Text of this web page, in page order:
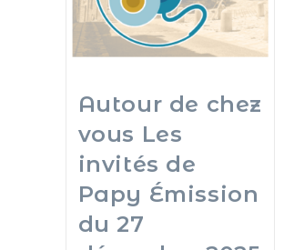
Autour de chez
vous Les
invités de
Papy Émission
du 27